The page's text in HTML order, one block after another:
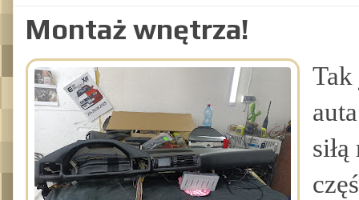
Montaż wnętrza!
Tak